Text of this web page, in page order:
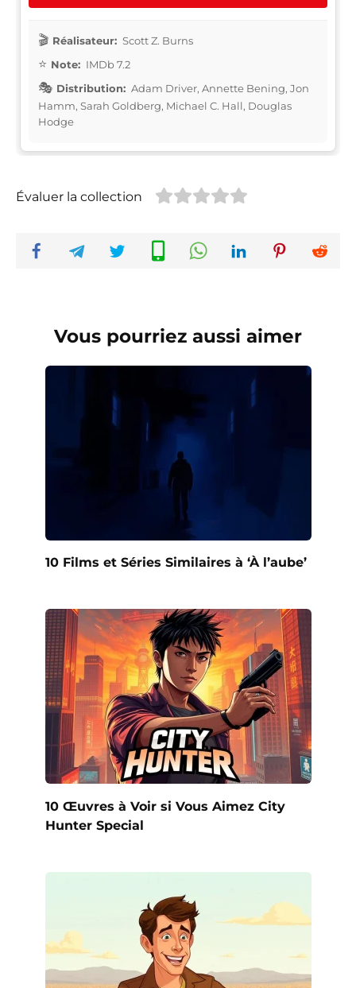
Réalisateur: Scott Z. Burns
Note: IMDb 7.2
Distribution: Adam Driver, Annette Bening, Jon
Hamm, Sarah Goldberg, Michael C. Hall, Douglas
Hodge
Évaluer la collection
Vous pourriez aussi aimer
10 Films et Séries Similaires à ‘À l’aube’
10 Œuvres à Voir si Vous Aimez City
Hunter Special